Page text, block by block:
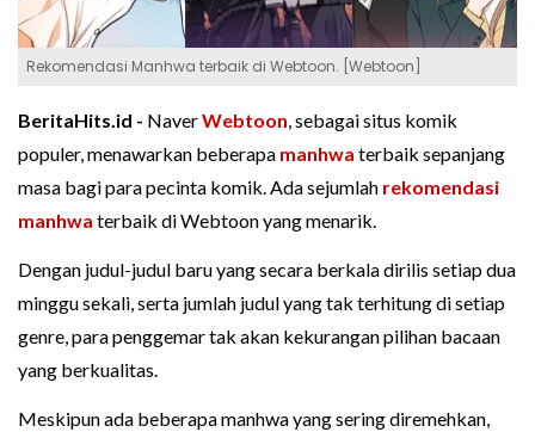
Rekomendasi Manhwa terbaik di Webtoon. [Webtoon]
BeritaHits.id - NaverWebtoon, sebagai situs komik
populer, menawarkan beberapa manhwa terbaik sepanjang
masa bagi para pecinta komik. Ada sejumlah rekomendasi
manhwa terbaik di Webtoon yang menarik.
Dengan judul-judul baru yang secara berkala dirilis setiap dua
minggu sekali, serta jumlah judul yang tak terhitung di setiap
genre, para penggemar tak akan kekurangan pilihan bacaan
yang berkualitas.
Meskipun ada beberapa manhwa yang sering diremehkan,